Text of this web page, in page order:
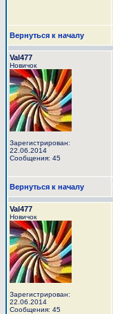
Вернуться к началу
Val477
Новичок
Зарегистрирован:
22.06.2014
Сообщения: 45
Вернуться к началу
Val477
Новичок
Зарегистрирован:
22.06.2014
Сообщения: 45